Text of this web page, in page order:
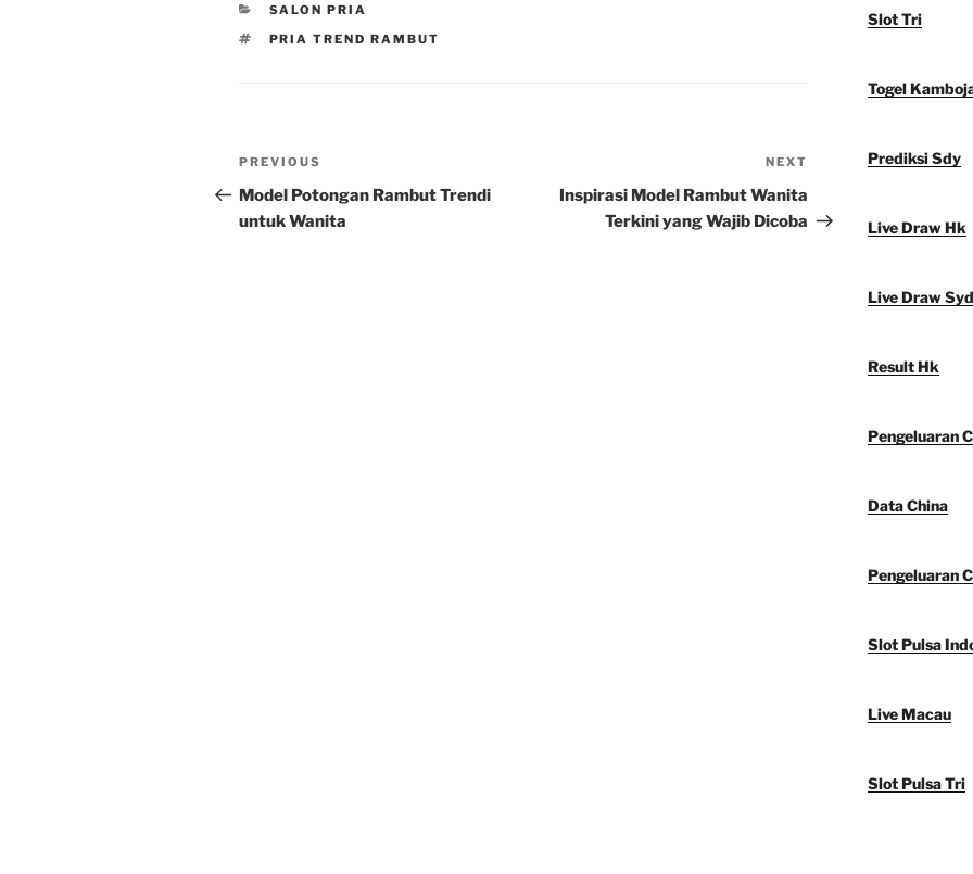
CATEGORIES
SALON PRIA
TAGS
PRIA TREND RAMBUT
Post
navigation
Previous
Post
PREVIOUS
Model Potongan Rambut Trendi
untuk Wanita
NEXT
Inspirasi Model Rambut Wanita
Terkini yang Wajib Dicoba
Slot Tri
Togel
Prediksi Sdy
Live Draw Hk
Live Draw
Result Hk
Pengeluaran
Data China
Pengeluaran
Slot Pulsa
Live Macau
Slot Pulsa Tri